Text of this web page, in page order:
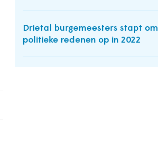
Drietal burgemeesters stapt om
politieke redenen op in 2022